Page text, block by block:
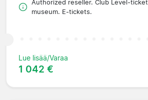
Authorized reseller. Club Level-
museum. E-tickets.
Lue lisää/Varaa
1 042 €